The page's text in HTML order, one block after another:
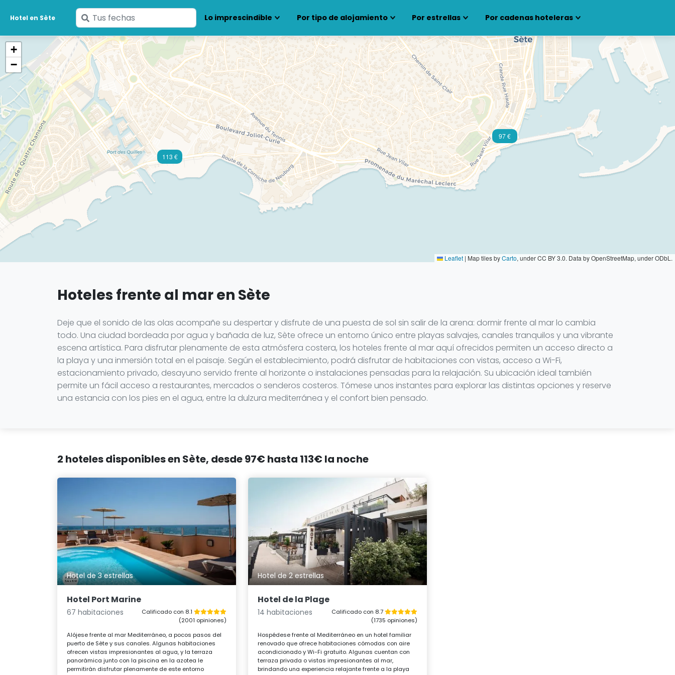
Hotel en Sète
Ingresa
tus
fechas
Lo imprescindible Por tipo de alojamiento Por estrellas Por cadenas hoteleras
97 €
113 €
+
−
Leaflet | Map tiles byCarto, under CC BY 3.0. Data by OpenStreetMap, under ODbL.
Hoteles frente al mar en Sète
Deje que el sonido de las olas acompañe su despertar y disfrute de una puesta de sol sin salir de la arena: dormir frente al mar lo cambia
todo. Una ciudad bordeada por agua y bañada de luz, Sète ofrece un entorno único entre playas salvajes, canales tranquilos y una vibrante
escena artística. Para disfrutar plenamente de esta atmósfera costera, los hoteles frente al mar aquí ofrecidos permiten un acceso directo a
la playa y una inmersión total en el paisaje. Según el establecimiento, podrá disfrutar de habitaciones con vistas, acceso a Wi-Fi,
estacionamiento privado, desayuno servido frente al horizonte o instalaciones pensadas para la relajación. Su ubicación ideal también
permite un fácil acceso a restaurantes, mercados o senderos costeros. Tómese unos instantes para explorar las distintas opciones y reserve
una estancia con los pies en el agua, entre la dulzura mediterránea y el confort bien pensado.
2 hoteles disponibles en Sète, desde 97€ hasta 113€ la noche
Hotel de 3 estrellas
Hotel Port Marine
67 habitaciones
Calificado con 8.1
(2001 opiniones)
Alójese frente al mar Mediterráneo, a pocos pasos del
puerto de Sète y sus canales. Algunas habitaciones
ofrecen vistas impresionantes al agua, y la terraza
panorámica junto con la piscina en la azotea le
permitirán disfrutar plenamente de este entorno
Hotel de 2 estrellas
Hotel de la Plage
14 habitaciones
Calificado con 8.7
(1735 opiniones)
Hospédese frente al Mediterráneo en un hotel familiar
renovado que ofrece habitaciones cómodas con aire
acondicionado y Wi-Fi gratuito. Algunas cuentan con
terraza privada o vistas impresionantes al mar,
brindando una experiencia relajante frente a la playa